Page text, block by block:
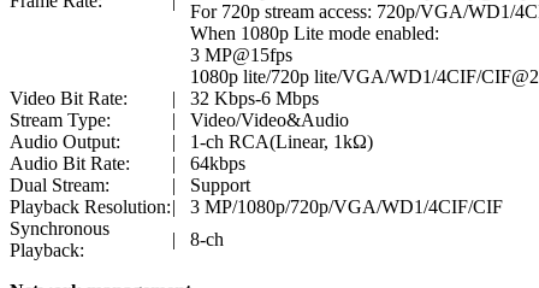
For 720p stream access: 720p/VGA/WD1/
When 1080p Lite mode enabled:
3 MP@15fps
1080p lite/720p lite/VGA/WD1/4CIF/
Video Bit Rate:
|
32 Kbps-6 Mbps
Stream Type:
|
Video/Video&Audio
Audio Output:
|
1-ch RCA(Linear, 1kΩ)
Audio Bit Rate:
|
64kbps
Dual Stream:
|
Support
Playback Resolution:|
3 MP/1080p/720p/VGA/WD1/4CIF/CIF
Synchronous
Playback:
| 8-ch